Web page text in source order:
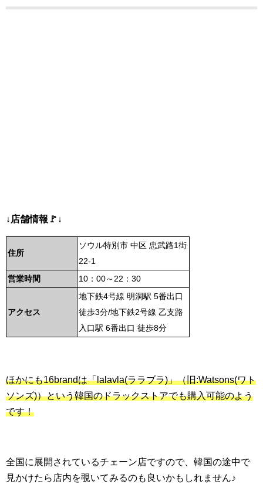
↓店舗情報🚩↓
住所
ソウル特別市 中区 忠武路1街
22-1
営業時間
10：00～22：30
アクセス
地下鉄4号線 明洞駅 5番出口
徒歩3分/地下鉄2号線 乙支路
入口駅 6番出口 徒歩8分
ほかにも16brandは「lalavla(ララブラ)」（旧:Watsons(ワト
ソンズ)）という韓国のドラックストアでも購入可能のよう
です！
全国に展開されているチェーン店ですので、韓国の途中で
見かけたら店内を覗いてみるのも良いかもしれません♪